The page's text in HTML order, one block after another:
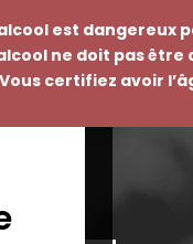
est
ne doit pas
certifiez avoir